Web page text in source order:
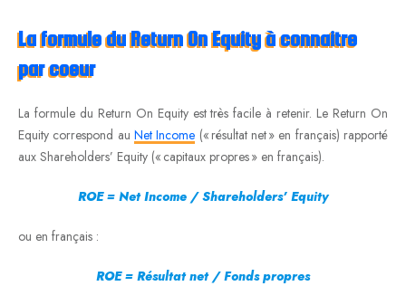
La formule du Return OnEquityà connaitre
parcoeur
La formule du Return On Equity est très facile à retenir. Le Return On
Equity correspond au Net Income (« résultat net » en français) rapporté
aux Shareholders’ Equity (« capitaux propres » en français).
ROE = Net Income / Shareholders’ Equity
ou en français :
ROE = Résultat net / Fonds propres